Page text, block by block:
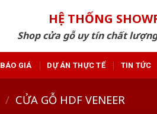
HỆ THỐNG
Shop cửa gỗ uy tín chất
BÁO GIÁ DỰ ÁN THỰC TẾ TIN TỨC
/ CỬA GỖ HDF VENEER